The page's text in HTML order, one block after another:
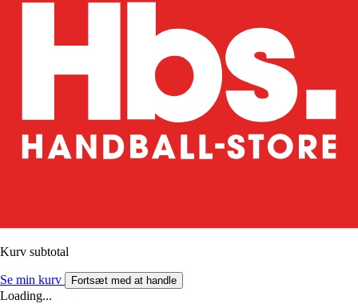
Kurv subtotal
Se min kurv Fortsæt med at handle
Loading...